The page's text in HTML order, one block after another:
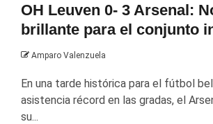
OH Leuven 0- 3 Arsenal:
brillante para el conjunto
Amparo Valenzuela
En una tarde histórica para el fútbol
asistencia récord en las gradas, el
su...